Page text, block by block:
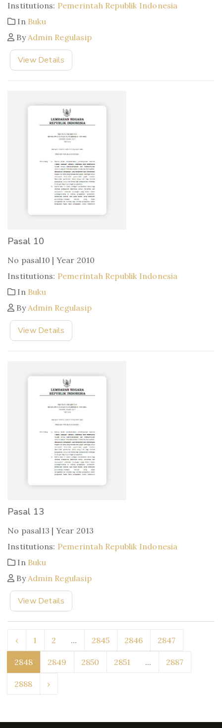
Institutions: Pemerintah Republik Indonesia
In Buku
ByAdmin Regulasip
View Details
Pasal 10
No pasal10 | Year 2010
Institutions: Pemerintah Republik Indonesia
In Buku
ByAdmin Regulasip
View Details
Pasal 13
No pasal13 | Year 2013
Institutions: Pemerintah Republik Indonesia
In Buku
ByAdmin Regulasip
View Details
‹ 1 2 ... 2845 2846 2847
2848 2849 2850 2851 ... 2887
2888 ›